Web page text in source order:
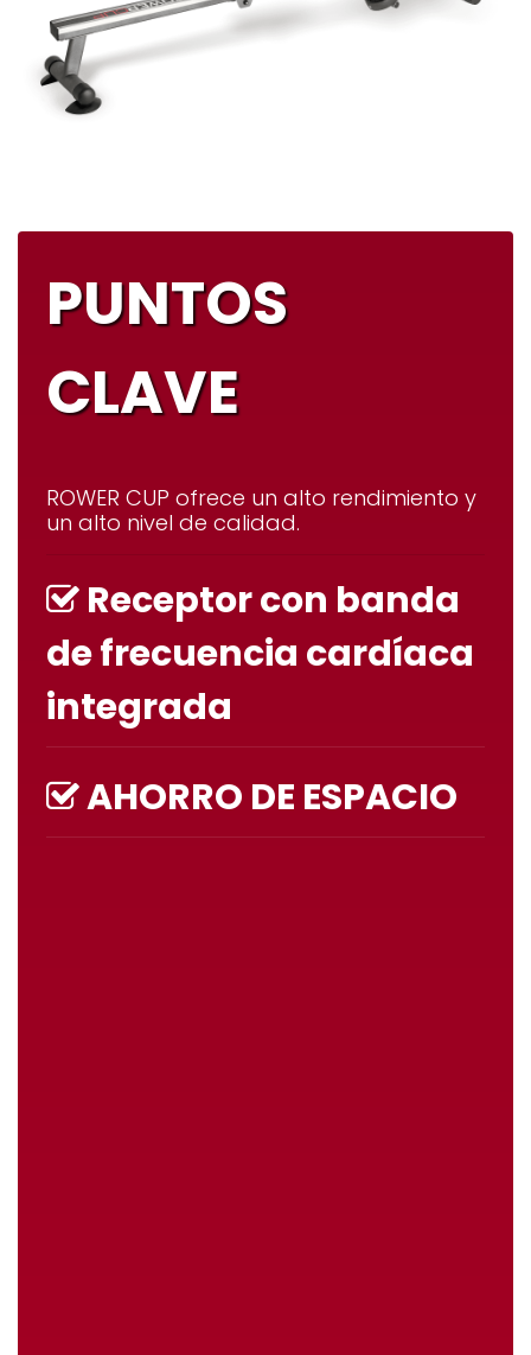
PUNTOS
CLAVE
ROWER CUP ofrece un alto rendimiento y
un alto nivel de calidad.
Receptor con banda
de frecuencia cardíaca
integrada
AHORRO DE ESPACIO